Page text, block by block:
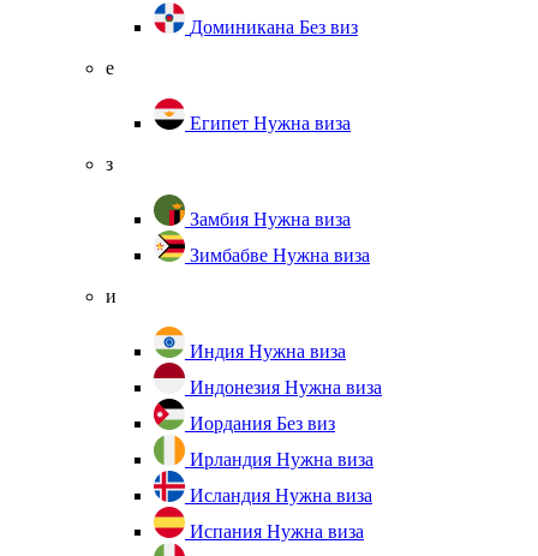
Доминикана Без виз
е
Египет Нужна виза
з
Замбия Нужна виза
Зимбабве Нужна виза
и
Индия Нужна виза
Индонезия Нужна виза
Иордания Без виз
Ирландия Нужна виза
Исландия Нужна виза
Испания Нужна виза